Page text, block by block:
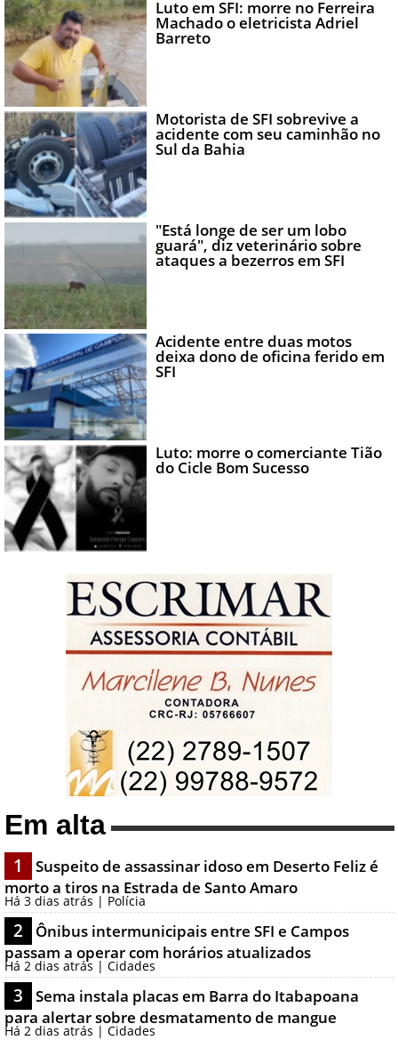
Luto em SFI: morre no Ferreira
Machado o eletricista Adriel
Barreto
Motorista de SFI sobrevive a
acidente com seu caminhão no
Sul da Bahia
"Está longe de ser um lobo
guará", diz veterinário sobre
ataques a bezerros em SFI
Acidente entre duas motos
deixa dono de oficina ferido em
SFI
Luto: morre o comerciante Tião
do Cicle Bom Sucesso
Em alta
1
Suspeito de assassinar idoso em Deserto Feliz é
morto a tiros na Estrada de Santo Amaro
Há 3 dias atrás | Polícia
2
Ônibus intermunicipais entre SFI e Campos
passam a operar com horários atualizados
Há 2 dias atrás | Cidades
3
Sema instala placas em Barra do Itabapoana
para alertar sobre desmatamento de mangue
Há 2 dias atrás | Cidades